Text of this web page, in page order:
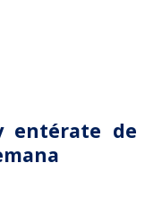
entérate de